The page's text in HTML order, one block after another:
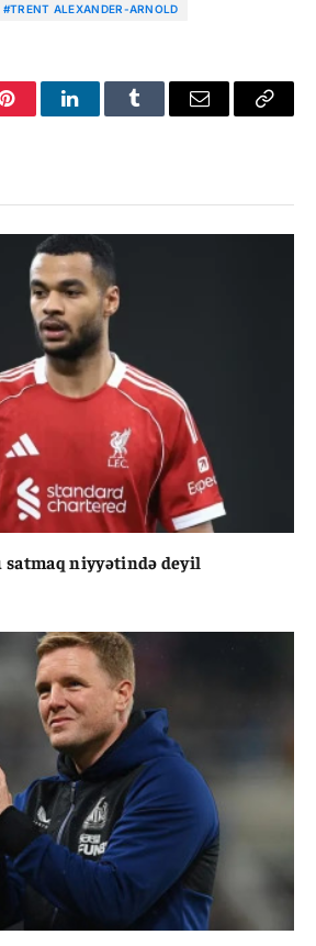
#TRENT ALEXANDER-ARNOLD
PinterestLinkedInTumblr Email
Copy
satmaq niyyətində deyil